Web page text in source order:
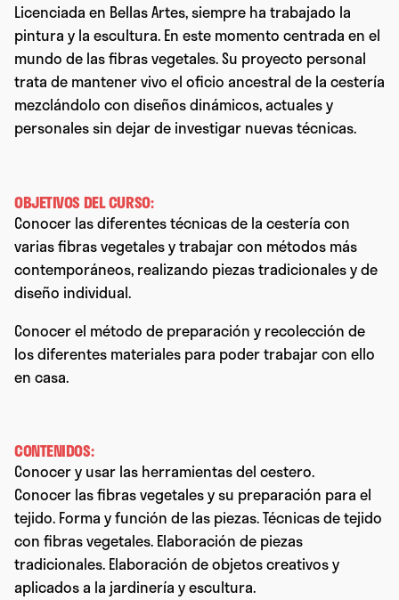
Licenciada en Bellas Artes, siempre ha trabajado la
pintura y la escultura. En este momento centrada en el
mundo de las fibras vegetales. Su proyecto personal
trata de mantener vivo el oficio ancestral de la cestería
mezclándolo con diseños dinámicos, actuales y
personales sin dejar de investigar nuevas técnicas.
OBJETIVOS DEL CURSO:
Conocer las diferentes técnicas de la cestería con
varias fibras vegetales y trabajar con métodos más
contemporáneos, realizando piezas tradicionales y de
diseño individual.
Conocer el método de preparación y recolección de
los diferentes materiales para poder trabajar con ello
en casa.
CONTENIDOS:
Conocer y usar las herramientas del cestero.
Conocer las fibras vegetales y su preparación para el
tejido. Forma y función de las piezas. Técnicas de tejido
con fibras vegetales. Elaboración de piezas
tradicionales. Elaboración de objetos creativos y
aplicados a la jardinería y escultura.